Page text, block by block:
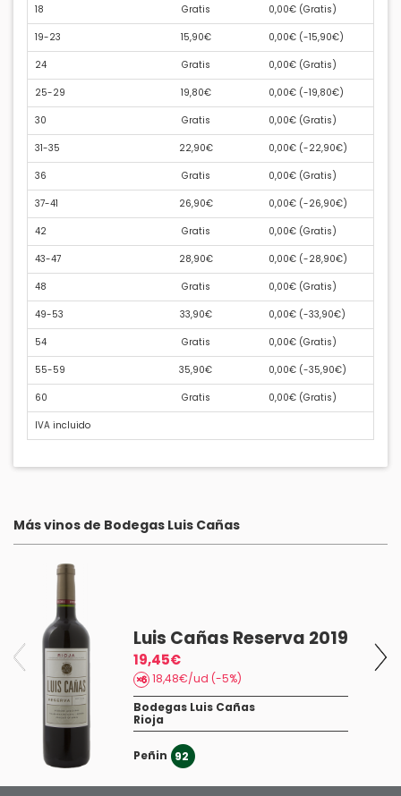
18 Gratis 0,00€ (Gratis)
19-23 15,90€ 0,00€ (-15,90€)
24 Gratis 0,00€ (Gratis)
25-29 19,80€ 0,00€ (-19,80€)
30 Gratis 0,00€ (Gratis)
31-35 22,90€ 0,00€ (-22,90€)
36 Gratis 0,00€ (Gratis)
37-41 26,90€ 0,00€ (-26,90€)
42 Gratis 0,00€ (Gratis)
43-47 28,90€ 0,00€ (-28,90€)
48 Gratis 0,00€ (Gratis)
49-53 33,90€ 0,00€ (-33,90€)
54 Gratis 0,00€ (Gratis)
55-59 35,90€ 0,00€ (-35,90€)
60 Gratis 0,00€ (Gratis)
IVA incluido
Más vinos de Bodegas Luis Cañas
Luis Cañas Reserva 2019
19,45€
18,48€/ud (-5%)
Bodegas Luis Cañas
Rioja
Peñin 92